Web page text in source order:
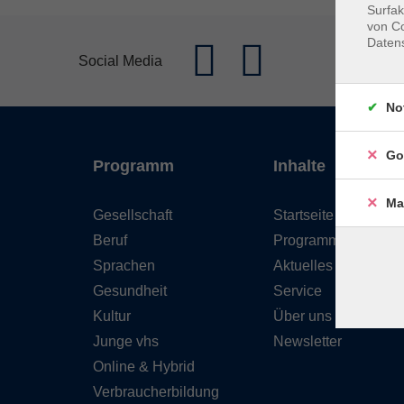
Social Media
Programm
Gesellschaft
Beruf
Sprachen
Gesundheit
Kultur
Junge vhs
Online & Hybrid
Verbraucherbildung
Inhalte
Startseite
Programm
Aktuelles
Service
Über uns
Newsletter
von